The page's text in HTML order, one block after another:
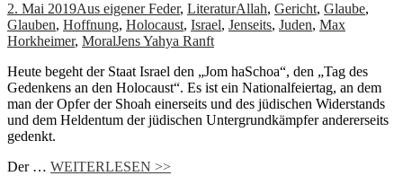
2. Mai 2019Aus eigener Feder, LiteraturAllah, Gericht, Glaube,
Glauben, Hoffnung, Holocaust, Israel, Jenseits, Juden, Max
Horkheimer, MoralJens Yahya Ranft
Heute begeht der Staat Israel den „Jom haSchoa“, den „Tag des
Gedenkens an den Holocaust“. Es ist ein Nationalfeiertag, an dem
man der Opfer der Shoah einerseits und des jüdischen Widerstands
und dem Heldentum der jüdischen Untergrundkämpfer andererseits
gedenkt.
Der … WEITERLESEN >>